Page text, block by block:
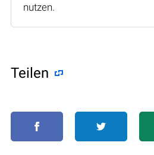
nutzen.
Teilen